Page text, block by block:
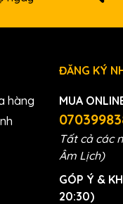
hàng
ĐĂNG KÝ
MUA
Tất cả các
Âm Lịch)
GÓP Ý &
20:30)